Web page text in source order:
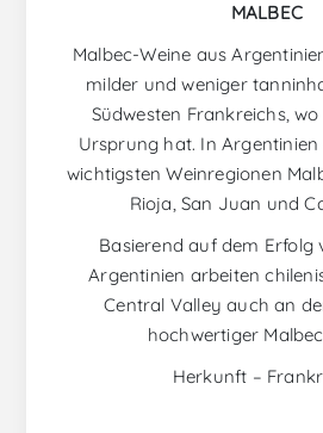
MALBEC
Malbec-Weine aus
milder und weniger
Südwesten Frankreichs,
Ursprung hat. In
wichtigsten Weinregionen
Rioja, San Juan und
Basierend auf dem Erfolg
Argentinien arbeiten
Central Valley auch an
hochwertiger
Herkunft –